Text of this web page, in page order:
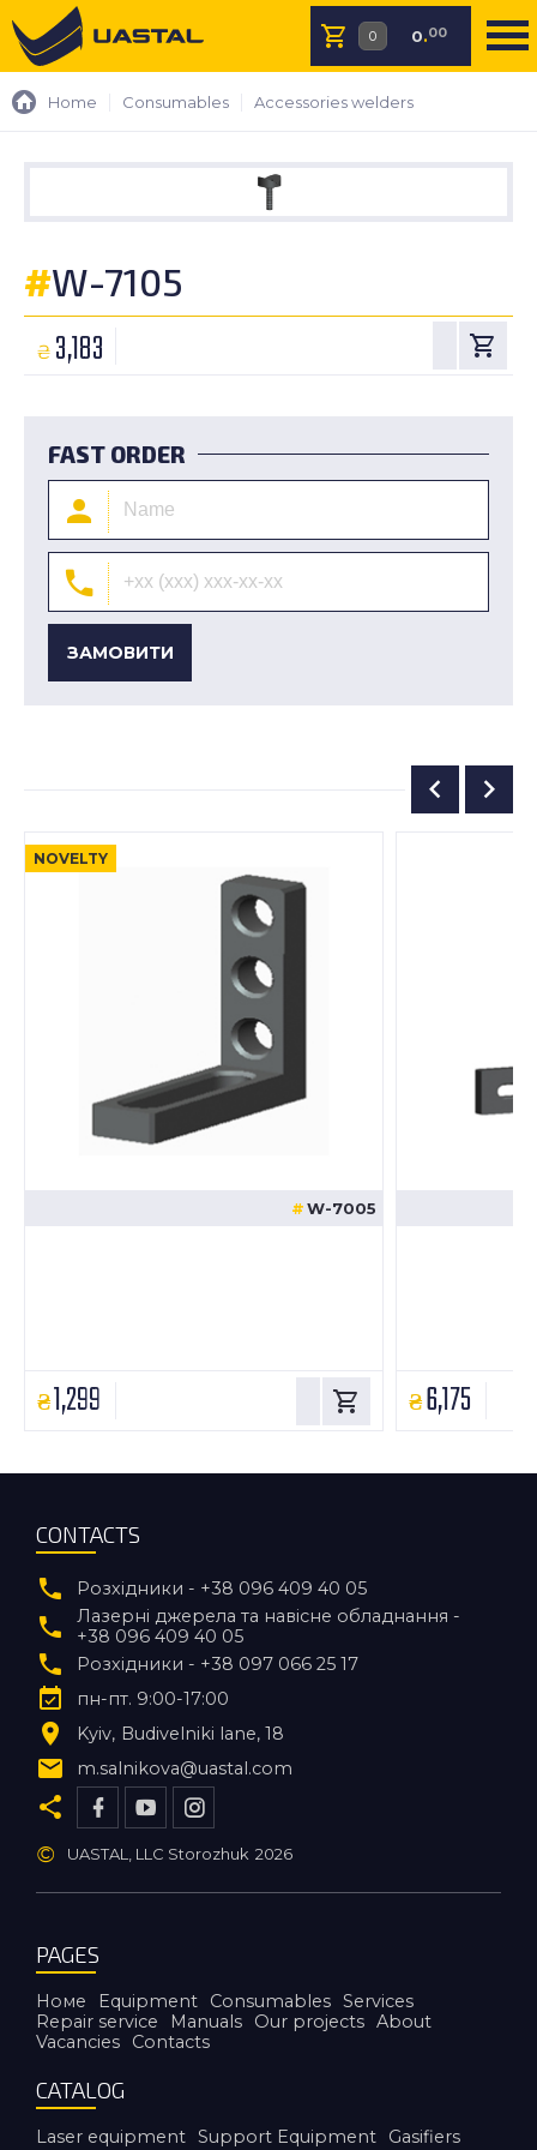
0.00
Home Consumables Accessories welders
#W-7105
₴ 3,183
FAST ORDER
ЗАМОВИТИ
NOVELTY
W-7005
1,299 6,175
CONTACTS
Розхідники - +38 096 409 40 05
Лазерні джерела та навісне обладнання -
+38 096 409 40 05
Розхідники - +38 097 066 25 17
пн-пт. 9:00-17:00
Kyiv Budivelniki lane, 18
m.salnikova@uastal.com
© UASTAL, LLC Storozhuk 2026
PAGES
Номе Equipment Consumables Services
Repair service
Manuals Our projects About
Vacancies
Contacts
CATALOG
Laser equipment Support Equipment
Gasifiers